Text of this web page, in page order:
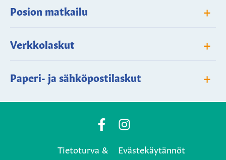
Posion matkailu +
Verkkolaskut +
Paperi- ja sähköpostilaskut +
Posio
Facebook
Posio
Instagram
Tietoturva &
Evästekäytännöt